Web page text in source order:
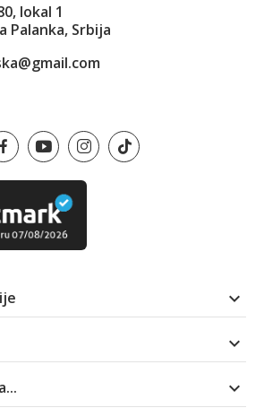
lokal 1
Palanka, Srbija


